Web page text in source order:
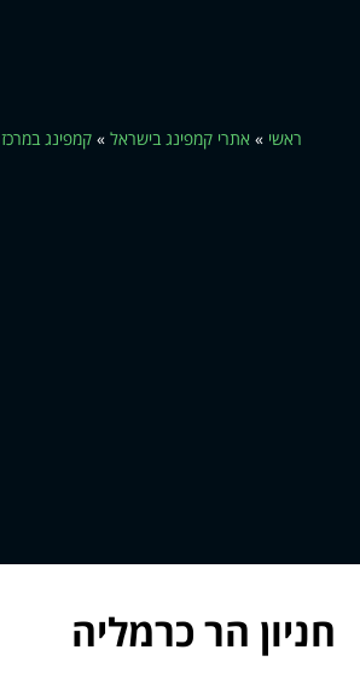
ראשי » אתרי קמפינג בישראל » קמפינג במרכז
חניון הר כרמליה